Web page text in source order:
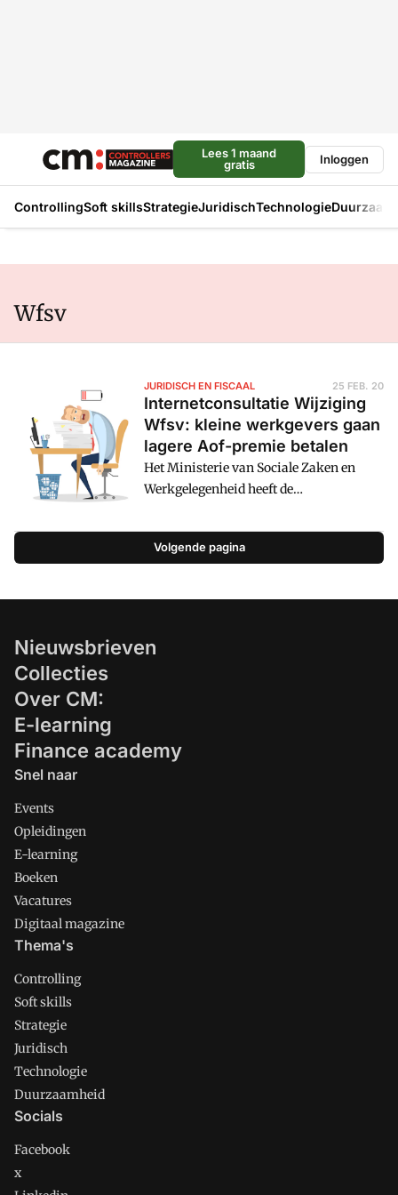
Lees 1 maand
gratis
Inloggen
ControllingSoft skillsStrategieJuridischTechnologie
Wfsv
JURIDISCH EN FISCAAL 25 FEB. 20
Internetconsultatie Wijziging
Wfsv: kleine werkgevers gaan
lagere Aof-premie betalen
Het Ministerie van Sociale Zaken en
Werkgelegenheid heeft de
van de Wet financiering sociale
verzekeringen (Wfsv) gepubliceerd.
werkgevers een lagere Aof-premie
goed te verzekeren via bijvoorbeeld de
Volgende pagina
Nieuwsbrieven
Collecties
Over CM:
E-learning
Finance academy
Snel naar
Events
Opleidingen
E-learning
Boeken
Vacatures
Digitaal magazine
Thema's
Controlling
Soft skills
Strategie
Juridisch
Technologie
Duurzaamheid
Socials
Facebook
x